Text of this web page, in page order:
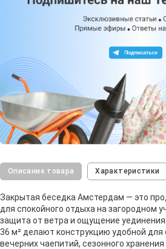
Описание товара Характеристики
Закрытая беседка Амстердам — это
для спокойного отдыха на загородном
защита от ветра и ощущение
36 м² делают конструкцию удобной для
вечерних чаепитий, сезонного